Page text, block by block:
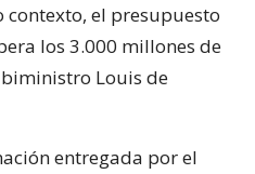
contexto, el presupuesto
los 3.000 millones de
Louis de
entregada por el